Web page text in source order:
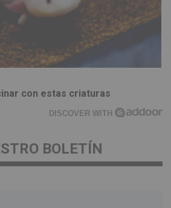
con estas criaturas
DISCOVER WITH
BOLETÍN